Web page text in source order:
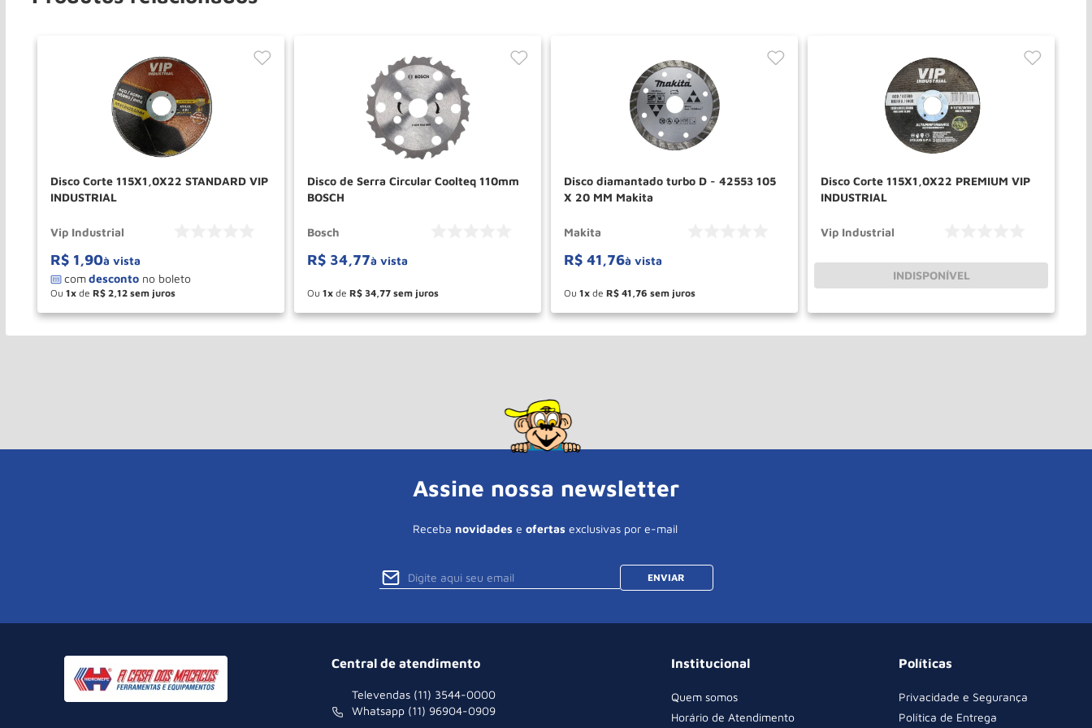
Disco Corte 115X1,0X22 STANDARD VIP
INDUSTRIAL
Vip Industrial
R$ 1,90à vista
Ou 1 de R$ 2,12
＋
－ COMPRAR
Disco de Serra Circular Coolteq 110mm
BOSCH
Bosch
R$ 34,77à vista
Ou 1 de R$ 34,77
＋
－ COMPRAR
Disco diamantado turbo D - 42553 105
X 20 MM Makita
Makita
R$ 41,76à vista
Ou 1 de R$ 41,76
＋
－ COMPRAR
Disco Corte 115X1,0X22 PREMIUM VIP
INDUSTRIAL
Vip Industrial
INDISPONÍVEL
Assine nossa newsletter
Receba novidades e ofertas exclusivas por e-mail
ENVIAR
Central de atendimento
Televendas (11) 3544-0000
Whatsapp (11) 96904-0909
Institucional
Quem somos
Horário de Atendimento
Políticas
Privacidade e Segurança
Política de Entrega